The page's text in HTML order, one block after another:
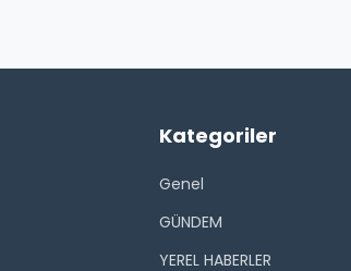
Kategoriler
Genel
GÜNDEM
YEREL HABERLER